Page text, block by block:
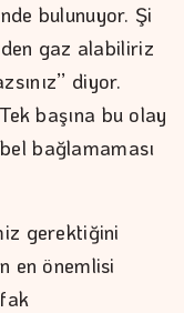
bulunuyor. Şi
gaz alabiliriz
diyor.
başına bu olay
bağlamaması
gerektiğini
en önemlisi